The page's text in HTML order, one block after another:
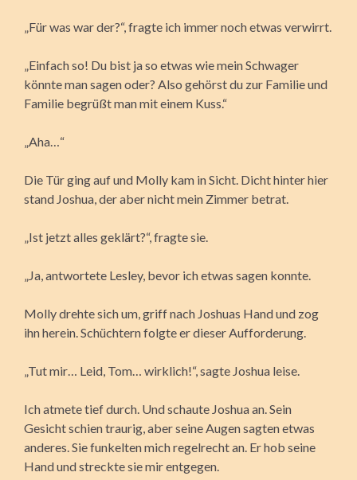
„Für was war der?“, fragte ich immer noch etwas verwirrt.
„Einfach so! Du bist ja so etwas wie mein Schwager
könnte man sagen oder? Also gehörst du zur Familie und
Familie begrüßt man mit einem Kuss.“
„Aha…“
Die Tür ging auf und Molly kam in Sicht. Dicht hinter hier
stand Joshua, der aber nicht mein Zimmer betrat.
„Ist jetzt alles geklärt?“, fragte sie.
„Ja, antwortete Lesley, bevor ich etwas sagen konnte.
Molly drehte sich um, griff nach Joshuas Hand und zog
ihn herein. Schüchtern folgte er dieser Aufforderung.
„Tut mir… Leid, Tom… wirklich!“, sagte Joshua leise.
Ich atmete tief durch. Und schaute Joshua an. Sein
Gesicht schien traurig, aber seine Augen sagten etwas
anderes. Sie funkelten mich regelrecht an. Er hob seine
Hand und streckte sie mir entgegen.